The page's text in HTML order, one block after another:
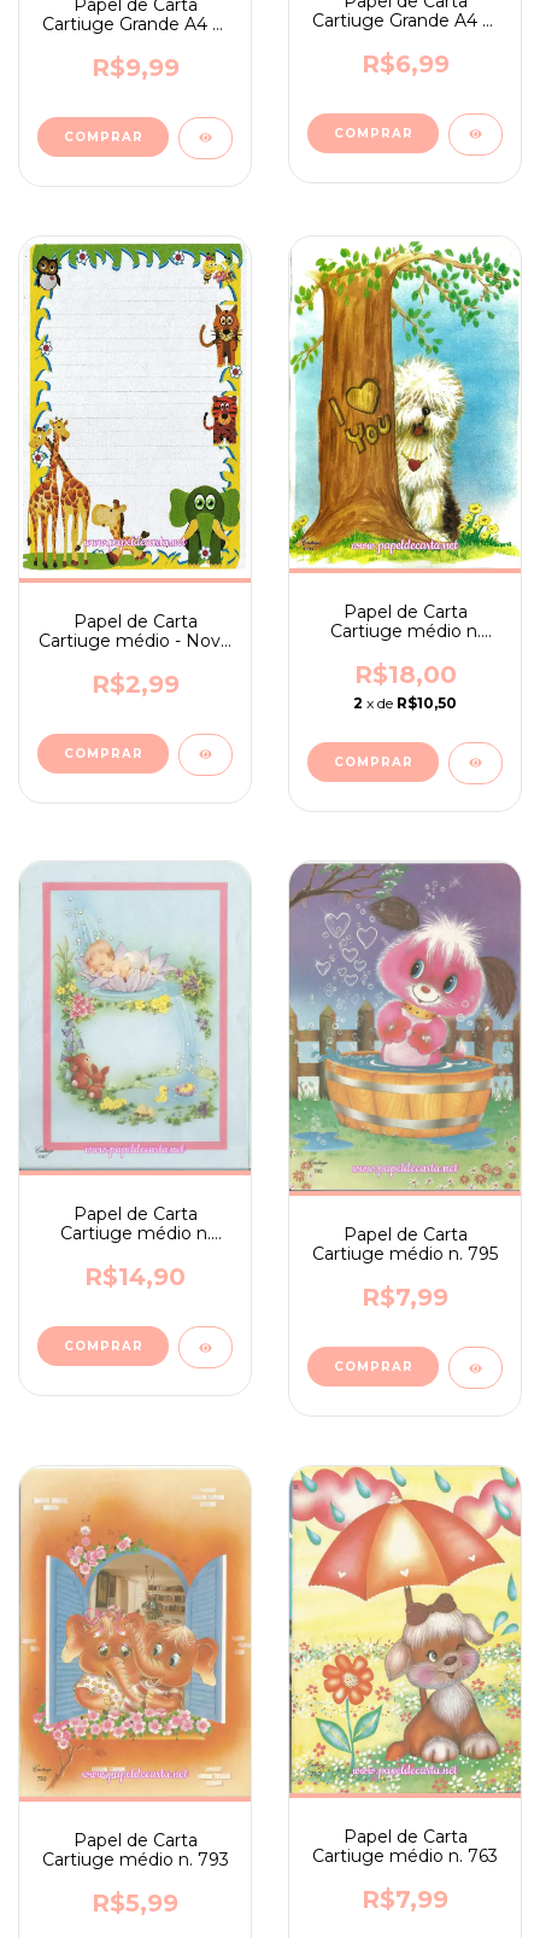
Papel de Carta
Cartiuge Grande A4 nº
R$9,99
Cartiuge Grande A4 nº
R$6,99
Papel de Carta
Cartiuge médio - Novo
R$2,99
Papel de Carta
Cartiuge médio n.
R$18,00
2 x de R$10,50
Papel de Carta
Cartiuge médio n.
R$14,90
Papel de Carta
Cartiuge médio n. 795
R$7,99
Papel de Carta
Cartiuge médio n. 793
R$5,99
Papel de Carta
Cartiuge médio n. 763
R$7,99